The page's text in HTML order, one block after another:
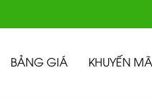
BẢNG GIÁ KHUYẾN MÃI